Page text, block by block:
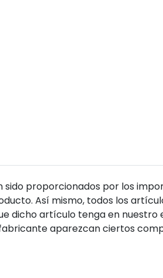
proporcionados por los
Así mismo, todos los
dicho artículo tenga en
aparezcan ciertos